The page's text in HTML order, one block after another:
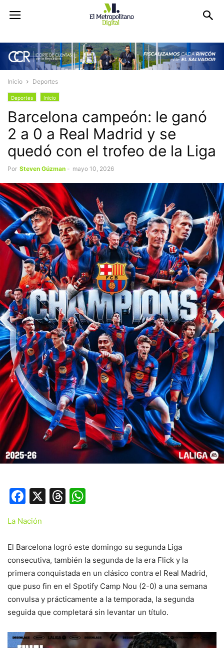
Inicio Deportes
Deportes Inicio
Barcelona campeón: le ganó
2 a 0 a Real Madrid y se
quedó con el trofeo de la Liga
Por Steven Gúzman - mayo 10, 2026
Facebook
X Threads
La Nación
El Barcelona logró este domingo su segunda Liga
consecutiva, también la segunda de la era Flick y la
primera conquistada en un clásico contra el Real Madrid,
que puso fin en el Spotify Camp Nou (2-0) a una semana
convulsa y prácticamente a la temporada, la segunda
seguida que completará sin levantar un título.